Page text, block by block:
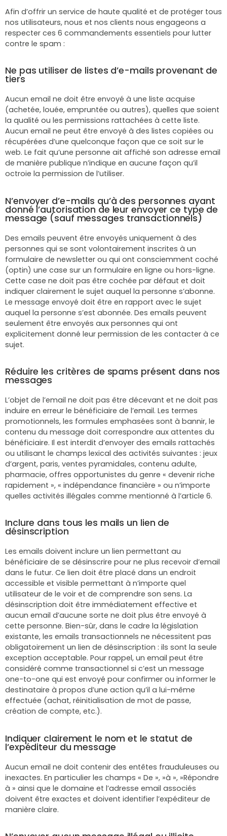
Afin d’offrir un service de haute qualité et de protéger tous
nos utilisateurs, nous et nos clients nous engageons a
respecter ces 6 commandements essentiels pour lutter
contre le spam :
Ne pas utiliser de listes d’e-mails provenant de
tiers
Aucun email ne doit être envoyé à une liste acquise
(achetée, louée, empruntée ou autres), quelles que soient
la qualité ou les permissions rattachées à cette liste.
Aucun email ne peut être envoyé à des listes copiées ou
récupérées d’une quelconque façon que ce soit sur le
web. Le fait qu’une personne ait affiché son adresse email
de manière publique n’indique en aucune façon qu’il
octroie la permission de l’utiliser.
N’envoyer d’e-mails qu’à des personnes ayant
donné l’autorisation de leur envoyer ce type de
message (sauf messages transactionnels)
Des emails peuvent être envoyés uniquement à des
personnes qui se sont volontairement inscrites à un
formulaire de newsletter ou qui ont consciemment coché
(optin) une case sur un formulaire en ligne ou hors-ligne.
Cette case ne doit pas être cochée par défaut et doit
indiquer clairement le sujet auquel la personne s’abonne.
Le message envoyé doit être en rapport avec le sujet
auquel la personne s’est abonnée. Des emails peuvent
seulement être envoyés aux personnes qui ont
explicitement donné leur permission de les contacter à ce
sujet.
Réduire les critères de spams présent dans nos
messages
L’objet de l’email ne doit pas être décevant et ne doit pas
induire en erreur le bénéficiaire de l’email. Les termes
promotionnels, les formules emphasées sont à bannir, le
contenu du message doit correspondre aux attentes du
bénéficiaire. Il est interdit d’envoyer des emails rattachés
ou utilisant le champs lexical des activités suivantes : jeux
d’argent, paris, ventes pyramidales, contenu adulte,
pharmacie, offres opportunistes du genre « devenir riche
rapidement », « indépendance financière » ou n’importe
quelles activités illégales comme mentionné à l’article 6.
Inclure dans tous les mails un lien de
désinscription
Les emails doivent inclure un lien permettant au
bénéficiaire de se désinscrire pour ne plus recevoir d’email
dans le futur. Ce lien doit être placé dans un endroit
accessible et visible permettant à n’importe quel
utilisateur de le voir et de comprendre son sens. La
désinscription doit être immédiatement effective et
aucun email d’aucune sorte ne doit plus être envoyé à
cette personne. Bien-sûr, dans le cadre la législation
existante, les emails transactionnels ne nécessitent pas
obligatoirement un lien de désinscription : ils sont la seule
exception acceptable. Pour rappel, un email peut être
considéré comme transactionnel si c’est un message
one-to-one qui est envoyé pour confirmer ou informer le
destinataire à propos d’une action qu’il a lui-même
effectuée (achat, réinitialisation de mot de passe,
création de compte, etc.).
Indiquer clairement le nom et le statut de
l’expéditeur du message
Aucun email ne doit contenir des entêtes frauduleuses ou
inexactes. En particulier les champs « De », »à », »Répondre
à » ainsi que le domaine et l’adresse email associés
doivent être exactes et doivent identifier l’expéditeur de
manière claire.